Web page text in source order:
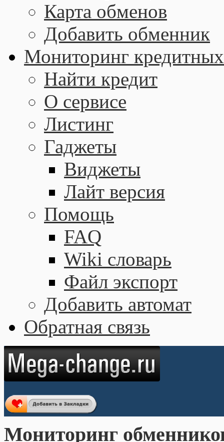
Карта обменов
Добавить обменник
Мониторинг кредитных
Найти кредит
О сервисе
Листинг
Гаджеты
Виджеты
Лайт версия
Помощь
FAQ
Wiki словарь
Файл экспорт
Добавить автомат
Обратная связь
Мониторинг